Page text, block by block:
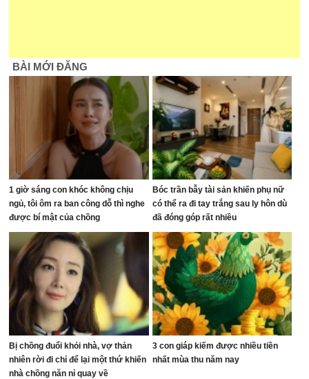
BÀI MỚI ĐĂNG
1 giờ sáng con khóc không chịu
ngủ, tôi ôm ra ban công dỗ thì nghe
được bí mật của chồng
Bóc trần bẫy tài sản khiến phụ nữ
có thể ra đi tay trắng sau ly hôn dù
đã đóng góp rất nhiều
Bị chồng đuổi khỏi nhà, vợ thản
nhiên rời đi chỉ để lại một thứ khiến
nhà chồng năn nỉ quay về
3 con giáp kiếm được nhiều tiền
nhất mùa thu năm nay